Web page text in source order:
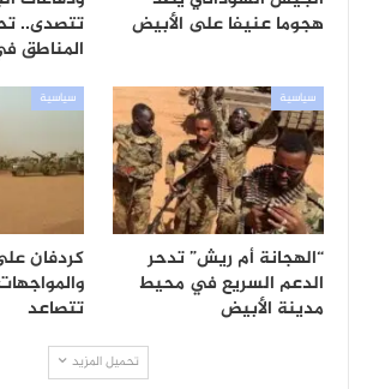
هجوما عنيفا على الأبيض
تتصدى..
المناطق
سياسية
“الهجانة أم ريش” تدحر
الدعم السريع في محيط
مدينة الأبيض
سياسية
كردفان
تتصاعد
تحميل المزيد